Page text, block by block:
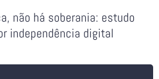
não há soberania: estudo
independência digital